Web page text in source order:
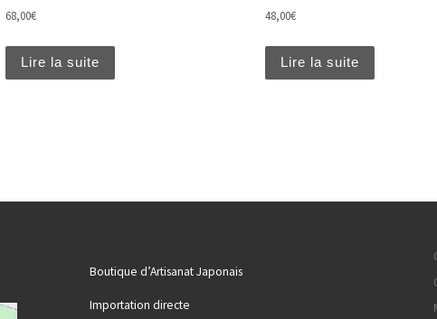
68,00€
Lire la suite
48,00€
Lire la suite
Boutique d’Artisanat Japonais
Importation directe